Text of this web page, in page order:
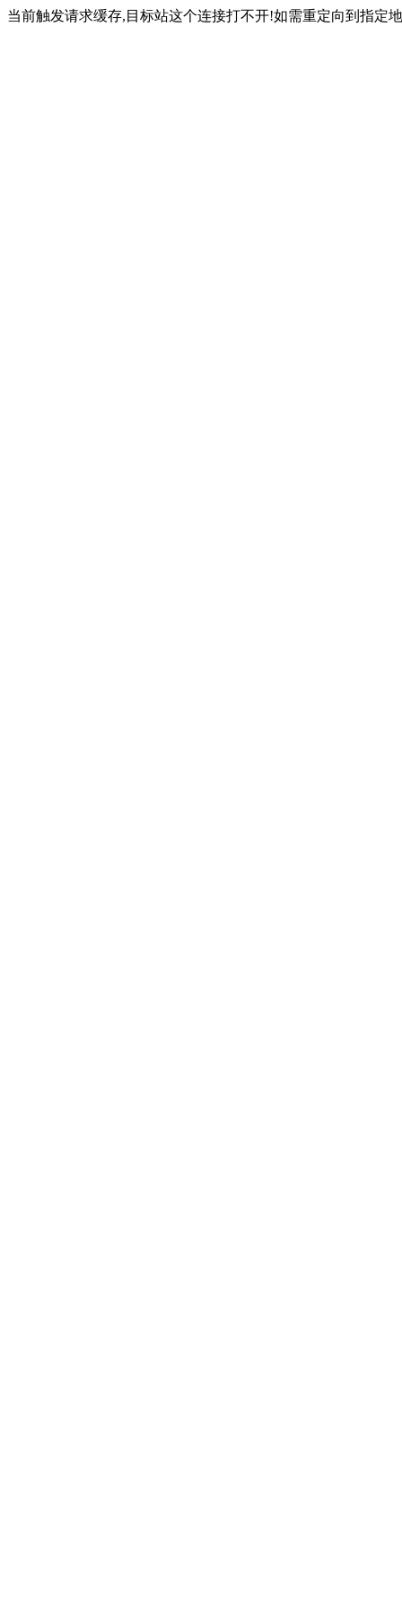
当前触发请求缓存,目标站这个连接打不开!如需重定向到指定